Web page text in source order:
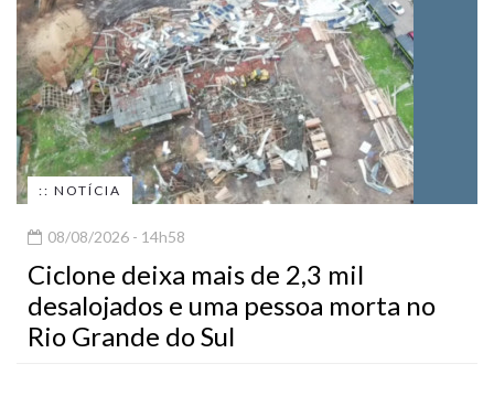
:: NOTÍCIA
08/08/2026 - 14h58
Ciclone deixa mais de 2,3 mil
desalojados e uma pessoa morta no
Rio Grande do Sul